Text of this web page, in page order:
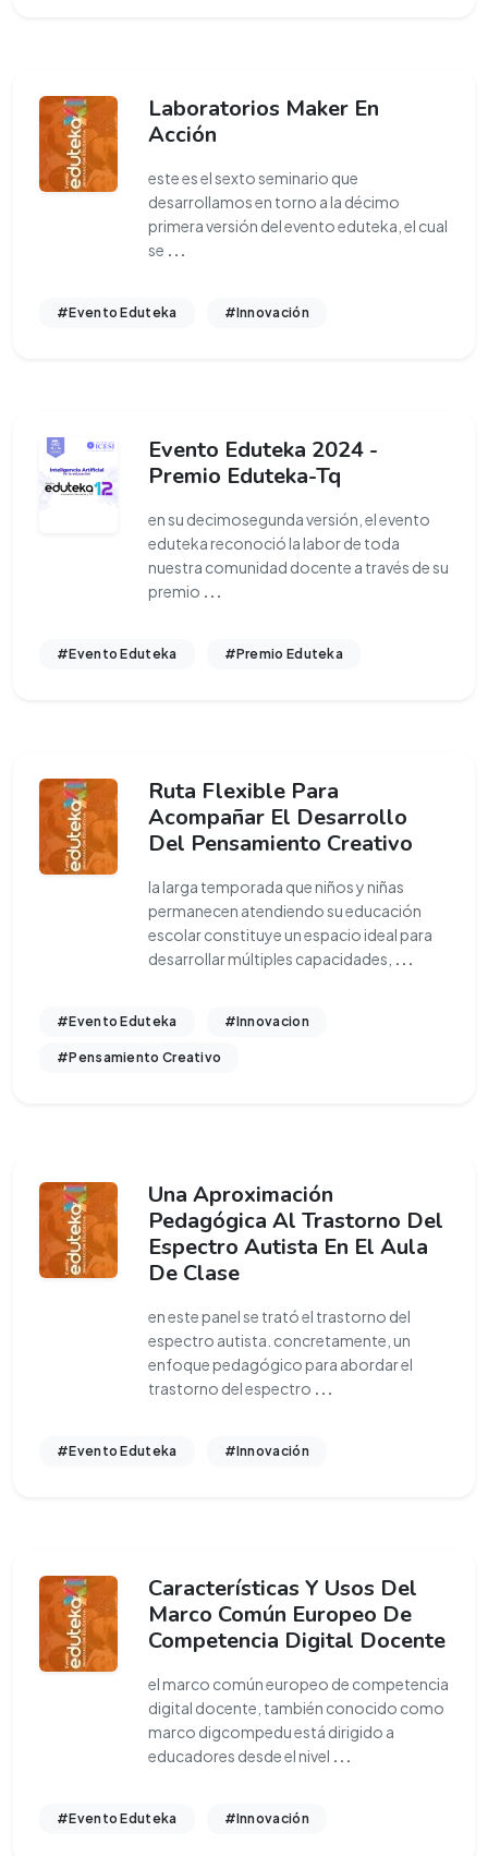
Laboratorios Maker En
Acción
este es el sexto seminario que
desarrollamos en torno a la décimo
primera versión del evento eduteka, el cual
se ...
#Evento Eduteka #Innovación
Evento Eduteka 2024 -
Premio Eduteka-Tq
en su decimosegunda versión, el evento
eduteka reconoció la labor de toda
nuestra comunidad docente a través de su
premio ...
#Evento Eduteka #Premio Eduteka
Ruta Flexible Para
Acompañar El Desarrollo
Del Pensamiento Creativo
la larga temporada que niños y niñas
permanecen atendiendo su educación
escolar constituye un espacio ideal para
desarrollar múltiples capacidades, ...
#Evento Eduteka #Innovacion
#Pensamiento Creativo
Una Aproximación
Pedagógica Al Trastorno Del
Espectro Autista En El Aula
De Clase
en este panel se trató el trastorno del
espectro autista. concretamente, un
enfoque pedagógico para abordar el
trastorno del espectro ...
#Evento Eduteka #Innovación
Características Y Usos Del
Marco Común Europeo De
Competencia Digital Docente
el marco común europeo de competencia
digital docente, también conocido como
marco digcompedu está dirigido a
educadores desde el nivel ...
#Evento Eduteka #Innovación